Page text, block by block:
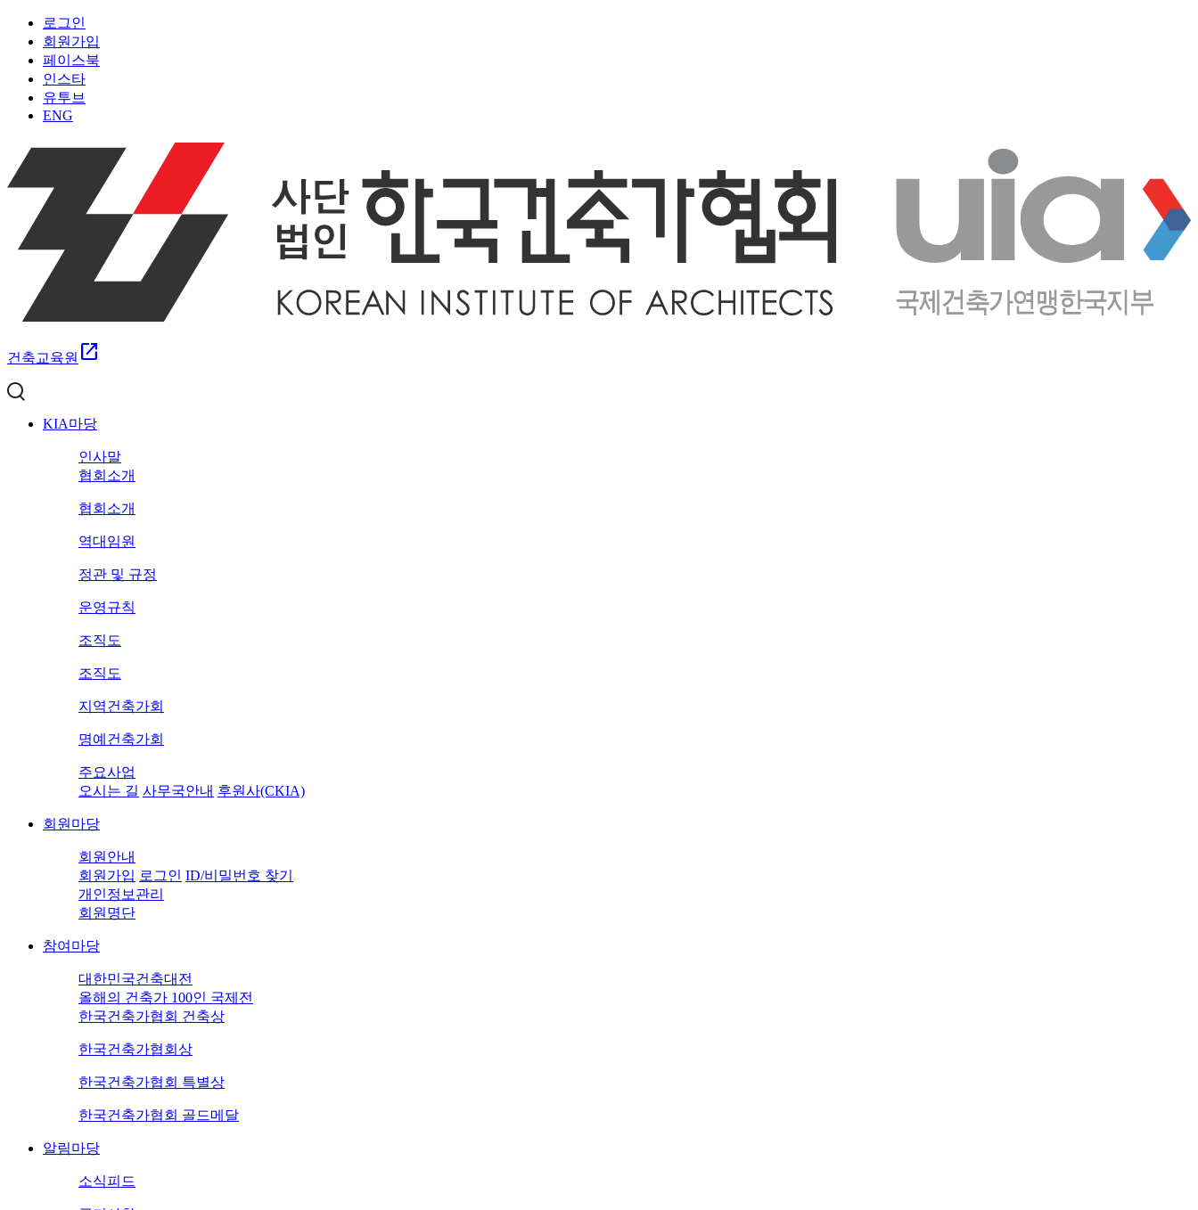
로그인
회원가입
페이스북
인스타
유투브
ENG
건축교육원 open_in_new
KIA마당
인사말
협회소개
협회소개
역대임원
정관 및 규정
운영규칙
조직도
조직도
지역건축가회
명예건축가회
주요사업
오시는 길 사무국안내 후원사(CKIA)
회원마당
회원안내
회원가입 로그인 ID/비밀번호 찾기
개인정보관리
회원명단
참여마당
대한민국건축대전
올해의 건축가 100인 국제전
한국건축가협회 건축상
한국건축가협회상
한국건축가협회 특별상
한국건축가협회 골드메달
알림마당
소식피드